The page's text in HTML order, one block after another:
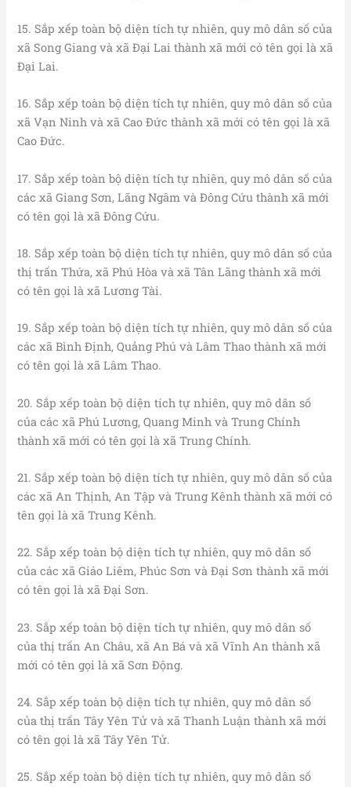
15. Sắp xếp toàn bộ diện tích tự nhiên, quy mô dân số của
xã Song Giang và xã Đại Lai thành xã mới có tên gọi là xã
Đại Lai.
16. Sắp xếp toàn bộ diện tích tự nhiên, quy mô dân số của
xã Vạn Ninh và xã Cao Đức thành xã mới có tên gọi là xã
Cao Đức.
17. Sắp xếp toàn bộ diện tích tự nhiên, quy mô dân số của
các xã Giang Sơn, Lãng Ngâm và Đông Cứu thành xã mới
có tên gọi là xã Đông Cứu.
18. Sắp xếp toàn bộ diện tích tự nhiên, quy mô dân số của
thị trấn Thứa, xã Phú Hòa và xã Tân Lãng thành xã mới
có tên gọi là xã Lương Tài.
19. Sắp xếp toàn bộ diện tích tự nhiên, quy mô dân số của
các xã Bình Định, Quảng Phú và Lâm Thao thành xã mới
có tên gọi là xã Lâm Thao.
20. Sắp xếp toàn bộ diện tích tự nhiên, quy mô dân số
của các xã Phú Lương, Quang Minh và Trung Chính
thành xã mới có tên gọi là xã Trung Chính.
21. Sắp xếp toàn bộ diện tích tự nhiên, quy mô dân số của
các xã An Thịnh, An Tập và Trung Kênh thành xã mới có
tên gọi là xã Trung Kênh.
22. Sắp xếp toàn bộ diện tích tự nhiên, quy mô dân số
của các xã Giáo Liêm, Phúc Sơn và Đại Sơn thành xã mới
có tên gọi là xã Đại Sơn.
23. Sắp xếp toàn bộ diện tích tự nhiên, quy mô dân số
của thị trấn An Châu, xã An Bá và xã Vĩnh An thành xã
mới có tên gọi là xã Sơn Động.
24. Sắp xếp toàn bộ diện tích tự nhiên, quy mô dân số
của thị trấn Tây Yên Tử và xã Thanh Luận thành xã mới
có tên gọi là xã Tây Yên Tử.
25. Sắp xếp toàn bộ diện tích tự nhiên, quy mô dân số